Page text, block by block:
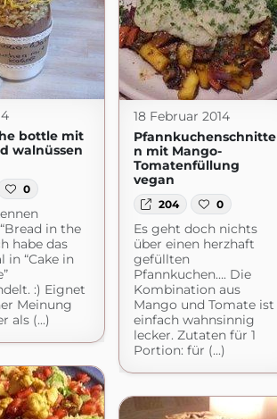
bottle mit
walnüssen
0
in the
habe das
in “Cake in
:) Eignet
Meinung
als (...)
18 Februar 2014
Pfannkuchenschnitte
n mit Mango-
Tomatenfüllung
vegan
204 0
Es geht doch nichts
über einen herzhaft
gefüllten
Pfannkuchen…. Die
Kombination aus
Mango und Tomate ist
einfach wahnsinnig
lecker. Zutaten für 1
Portion: für (...)